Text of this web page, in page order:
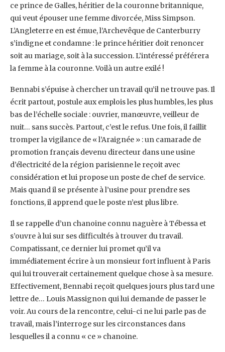
ce prince de Galles, héritier de la ‎couronne britannique,
qui veut épouser une femme divorcée, Miss Simpson.
L’Angleterre en ‎est émue, l’Archevêque de Canterburry
s’indigne et condamne : le prince héritier doit ‎renoncer
soit au mariage, soit à la succession. L’intéressé préférera
la femme à la couronne. ‎Voilà un autre exilé ! ‎
Bennabi s’épuise à chercher un travail qu’il ne trouve pas. Il
écrit partout, postule aux ‎emplois les plus humbles, les plus
bas de l’échelle sociale : ouvrier, manœuvre, veilleur de
‎nuit… sans succès. Partout, c’est le refus. Une fois, il faillit
tromper la vigilance de ‎‎« l’Araignée » : un camarade de
promotion français devenu directeur dans une usine
‎d’électricité de la région parisienne le reçoit avec
considération et lui propose un poste de ‎chef de service.
Mais quand il se présente à l’usine pour prendre ses
fonctions, il apprend ‎que le poste n’est plus libre. ‎
Il se rappelle d’un chanoine connu naguère à Tébessa et
s’ouvre à lui sur ses difficultés à ‎trouver du travail.
Compatissant, ce dernier lui promet qu’il va
immédiatement écrire à un ‎monsieur fort influent à Paris
qui lui trouverait certainement quelque chose à sa mesure.
‎Effectivement, Bennabi reçoit quelques jours plus tard une
lettre de… Louis Massignon qui ‎lui demande de passer le
voir. Au cours de la rencontre, celui-ci ne lui parle pas de
travail, ‎mais l’interroge sur les circonstances dans
lesquelles il a connu « ce » chanoine. ‎